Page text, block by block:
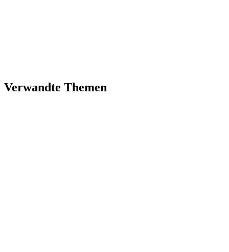
Verwandte Themen